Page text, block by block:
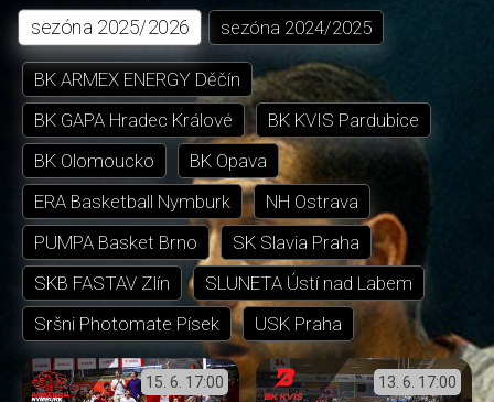
sezóna 2025/2026 sezóna 2024/2025
BK ARMEX ENERGY Děčín
BK GAPA Hradec Králové
BK KVIS Pardubice
BK Olomoucko
BK Opava
ERA Basketball Nymburk
NH Ostrava
PUMPA Basket Brno
SK Slavia Praha
SKB FASTAV Zlín
SLUNETA Ústí nad Labem
Sršni Photomate Písek
USK Praha
15. 6. 17:00 13. 6. 17:00